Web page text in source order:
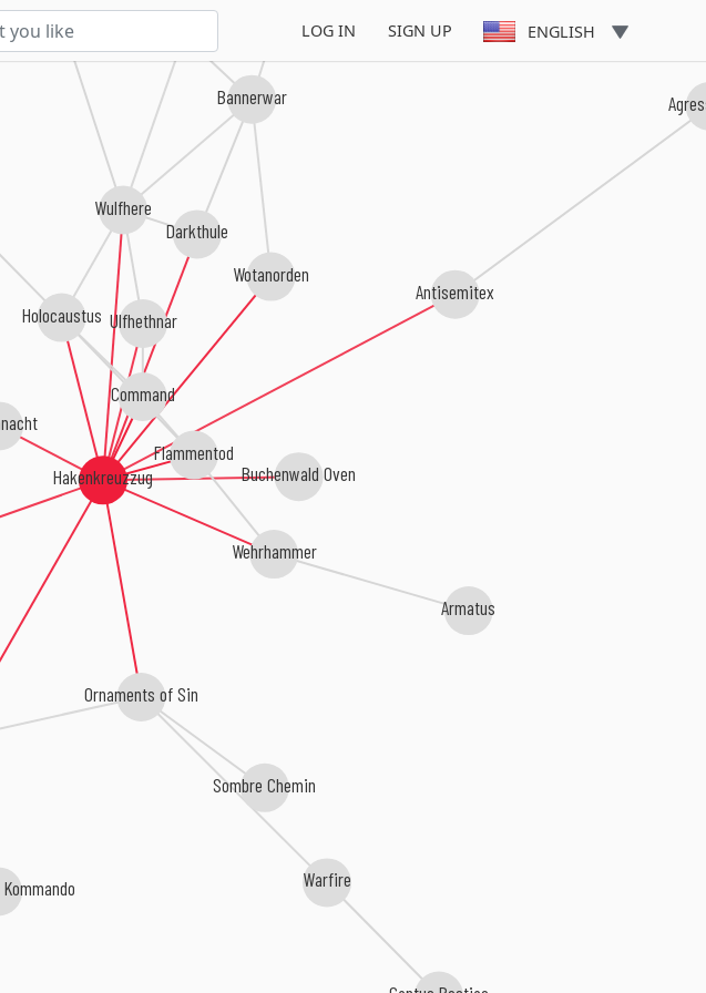
LOG IN SIGN UP ENGLISH
Hakenkreuzzug
Command
Flammentod
Ornaments of Sin
Wotanorden
Holocaustus
Wehrhammer
Darkthule
Wulfhere
Ulfhethnar
Antisemitex
Buchenwald Oven
Sombre Chemin
Warage
Bannerwar
Armatus
Warfire